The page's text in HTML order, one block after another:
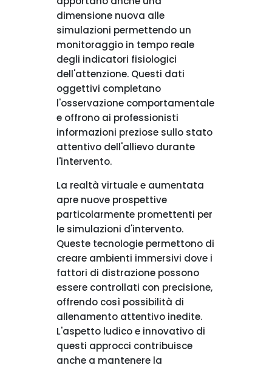
dimensione nuova alle
simulazioni permettendo un
monitoraggio in tempo reale
degli indicatori fisiologici
dell'attenzione. Questi dati
oggettivi completano
l'osservazione comportamentale
e offrono ai professionisti
informazioni preziose sullo stato
attentivo dell'allievo durante
l'intervento.
La realtà virtuale e aumentata
apre nuove prospettive
particolarmente promettenti per
le simulazioni d'intervento.
Queste tecnologie permettono di
creare ambienti immersivi dove i
fattori di distrazione possono
essere controllati con precisione,
offrendo così possibilità di
allenamento attentivo inedite.
L'aspetto ludico e innovativo di
questi approcci contribuisce
anche a mantenere la